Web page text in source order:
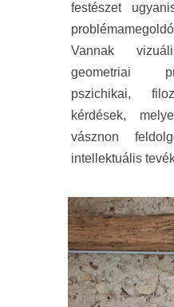
festészet
Vannak
geometriai
pszichikai,
kérdések,
vásznon
intellektuális